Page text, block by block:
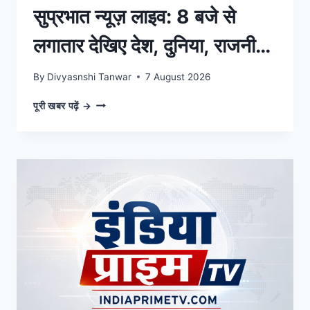
सुप्रभात न्यूज़ लाइव: 8 बजे से
लगातार देखिए देश, दुनिया, राजनीति
और खेल की 10 बड़ी खबरें
By Divyasnshi Tanwar 7 August 2026
पूरी खबर पढ़ें → सुप्रभात
लगातार
देखिए
देश,
दुनिया,
राजनीति
खेल
की
10